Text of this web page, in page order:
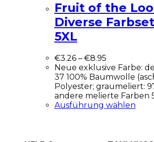
Fruit of the
Diverse
5XL
€3.26– €8.95
Neue exklusive Farbe:
37 100% Baumwolle
Polyester; graumeliert:
andere melierte Farben
Ausführung wählen